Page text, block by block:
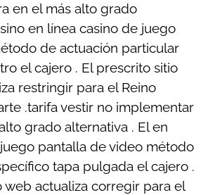
en el más alto grado
en línea casino de juego
de actuación particular
el cajero . El prescrito sitio
restringir para el Reino
.tarifa vestir no implementar
grado alternativa . El en
pantalla de video método
tapa pulgada el cajero .
web actualiza corregir para el